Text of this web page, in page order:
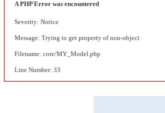
A PHP Error was encountered
Severity: Notice
Message: Trying to get property of non-object
Filename: core/MY_Model.php
Line Number: 33